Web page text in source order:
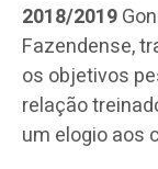
2018/2019
Fazendense,
os objetivos
relação
um elogio aos